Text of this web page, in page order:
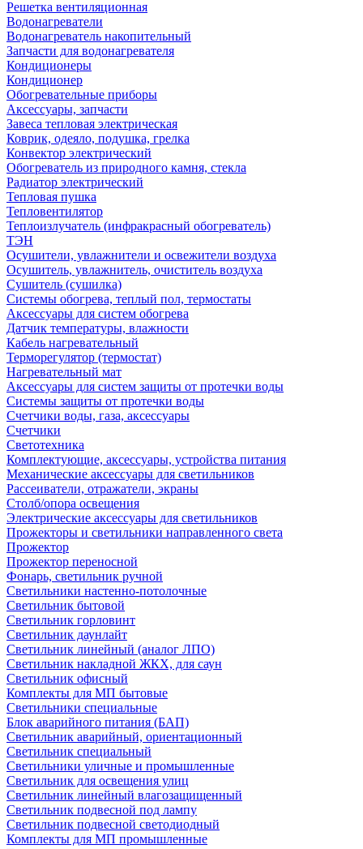
Решетка вентиляционная
Водонагреватели
Водонагреватель накопительный
Запчасти для водонагревателя
Кондиционеры
Кондиционер
Обогревательные приборы
Аксессуары, запчасти
Завеса тепловая электрическая
Коврик, одеяло, подушка, грелка
Конвектор электрический
Обогреватель из природного камня, стекла
Радиатор электрический
Тепловая пушка
Тепловентилятор
Теплоизлучатель (инфракрасный обогреватель)
ТЭН
Осушители, увлажнители и освежители воздуха
Осушитель, увлажнитель, очиститель воздуха
Сушитель (сушилка)
Системы обогрева, теплый пол, термостаты
Аксессуары для систем обогрева
Датчик температуры, влажности
Кабель нагревательный
Терморегулятор (термостат)
Нагревательный мат
Аксессуары для систем защиты от протечки воды
Системы защиты от протечки воды
Счетчики воды, газа, аксессуары
Счетчики
Светотехника
Комплектующие, аксессуары, устройства питания
Механические аксессуары для светильников
Рассеиватели, отражатели, экраны
Столб/опора освещения
Электрические аксессуары для светильников
Прожекторы и светильники направленного света
Прожектор
Прожектор переносной
Фонарь, светильник ручной
Светильники настенно-потолочные
Светильник бытовой
Светильник горловинт
Светильник даунлайт
Светильник линейный (аналог ЛПО)
Светильник накладной ЖКХ, для саун
Светильник офисный
Комплекты для МП бытовые
Светильники специальные
Блок аварийного питания (БАП)
Светильник аварийный, ориентационный
Светильник специальный
Светильники уличные и промышленные
Светильник для освещения улиц
Светильник линейный влагозащищенный
Светильник подвесной под лампу
Светильник подвесной светодиодный
Комплекты для МП промышленные